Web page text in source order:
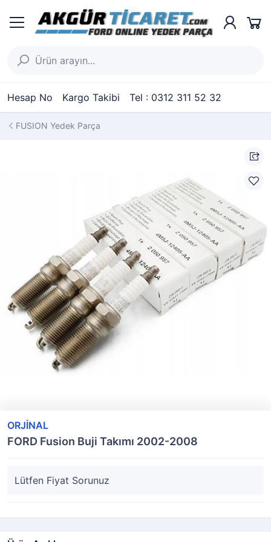
Hesap No Kargo Takibi Tel : 0312 311 52 32
FUSION Yedek Parça
ORJİNAL
FORD Fusion Buji Takımı 2002-2008
Lütfen Fiyat Sorunuz